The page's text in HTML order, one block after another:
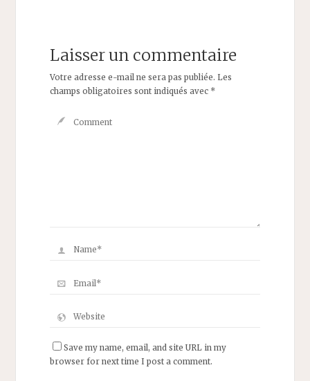
Laisser un commentaire
Votre adresse e-mail ne sera pas publiée. Les
champs obligatoires sont indiqués avec *
Save my name, email, and site URL in my
browser for next time I post a comment.